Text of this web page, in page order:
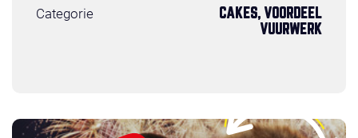
Categorie
CAKES, VOORDEEL
VUURWERK